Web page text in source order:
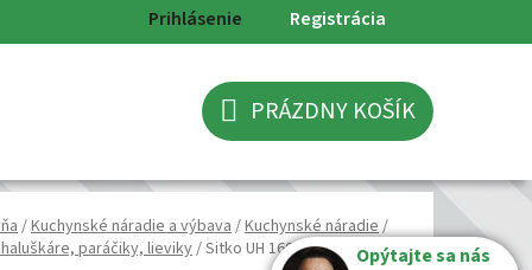
Prihlásenie Registrácia
NÁKUPNÝ
KOŠÍK
PRÁZDNY KOŠÍK
/Kuchynské náradie a výbava/Kuchynské náradie/
paráčiky, lieviky/Sitko UH 160 mm mramorOpýtajte sa nás